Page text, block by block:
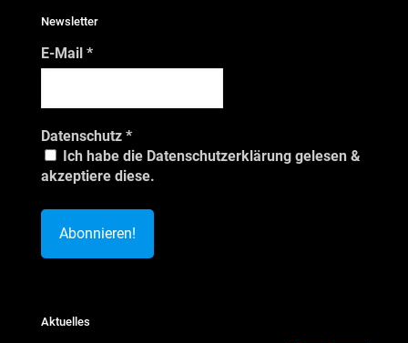
Newsletter
E-Mail *
Datenschutz *
Ich habe die Datenschutzerklärung gelesen &
akzeptiere diese.
Aktuelles